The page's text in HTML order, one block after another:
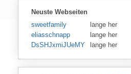
Neuste Webseiten
sweetfamily
lange her
eliasschnapp
lange her
DsSHJxmiJUeMY
lange her